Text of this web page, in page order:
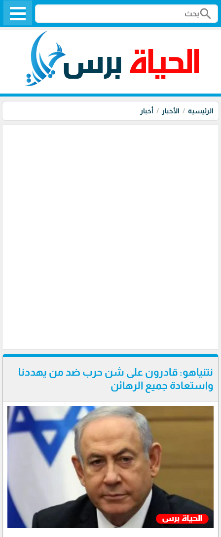
search
الرئيسية الأخبار أخبار
نتنياهو: قادرون على شن حرب ضد من يهددنا
واستعادة جميع الرهائن